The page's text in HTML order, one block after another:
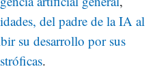
del padre de la IA al
su desarrollo por sus
.